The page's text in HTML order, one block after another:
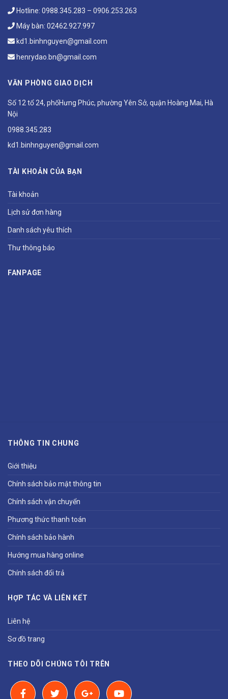
Hotline: 0988.345.283 – 0906.253.263
Máy bàn: 02462.927.997
kd1.binhnguyen@gmail.com
henrydao.bn@gmail.com
VĂN PHÒNG GIAO DỊCH
Số 12 tổ 24, phốHưng Phúc, phường Yên Sở, quận Hoàng Mai, Hà
Nội
0988.345.283
kd1.binhnguyen@gmail.com
TÀI KHOẢN CỦA BẠN
Tài khoản
Lịch sử đơn hàng
Danh sách yêu thích
Thư thông báo
FANPAGE
THÔNG TIN CHUNG
Giới thiệu
Chính sách bảo mật thông tin
Chính sách vận chuyển
Phương thức thanh toán
Chính sách bảo hành
Hướng mua hàng online
Chính sách đổi trả
HỢP TÁC VÀ LIÊN KẾT
Liên hệ
Sơ đồ trang
THEO DÕI CHÚNG TÔI TRÊN